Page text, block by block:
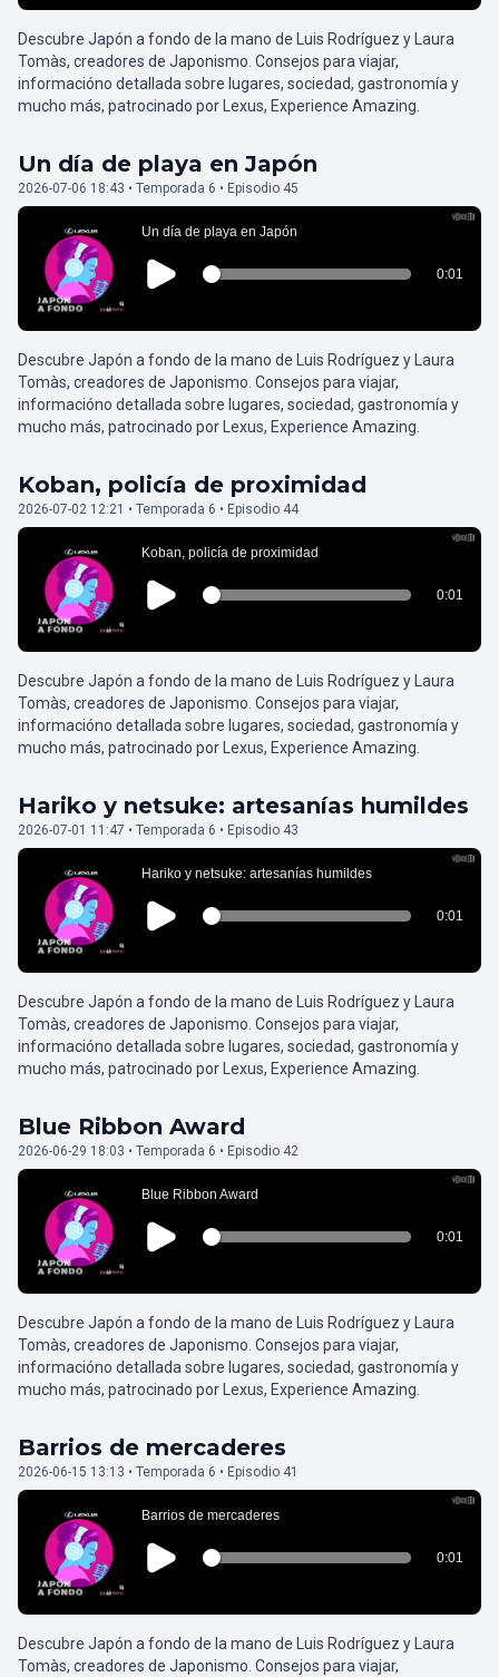
Descubre Japón a fondo de la mano de Luis Rodríguez y Laura
Tomàs, creadores de Japonismo. Consejos para viajar,
informacióno detallada sobre lugares, sociedad, gastronomía y
mucho más, patrocinado por Lexus, Experience Amazing.
Un día de playa en Japón
2026-07-06 18:43 • Temporada 6 • Episodio 45
Descubre Japón a fondo de la mano de Luis Rodríguez y Laura
Tomàs, creadores de Japonismo. Consejos para viajar,
informacióno detallada sobre lugares, sociedad, gastronomía y
mucho más, patrocinado por Lexus, Experience Amazing.
Koban, policía de proximidad
2026-07-02 12:21 • Temporada 6 • Episodio 44
Descubre Japón a fondo de la mano de Luis Rodríguez y Laura
Tomàs, creadores de Japonismo. Consejos para viajar,
informacióno detallada sobre lugares, sociedad, gastronomía y
mucho más, patrocinado por Lexus, Experience Amazing.
Hariko y netsuke: artesanías humildes
2026-07-01 11:47 • Temporada 6 • Episodio 43
Descubre Japón a fondo de la mano de Luis Rodríguez y Laura
Tomàs, creadores de Japonismo. Consejos para viajar,
informacióno detallada sobre lugares, sociedad, gastronomía y
mucho más, patrocinado por Lexus, Experience Amazing.
Blue Ribbon Award
2026-06-29 18:03 • Temporada 6 • Episodio 42
Descubre Japón a fondo de la mano de Luis Rodríguez y Laura
Tomàs, creadores de Japonismo. Consejos para viajar,
informacióno detallada sobre lugares, sociedad, gastronomía y
mucho más, patrocinado por Lexus, Experience Amazing.
Barrios de mercaderes
2026-06-15 13:13 • Temporada 6 • Episodio 41
Descubre Japón a fondo de la mano de Luis Rodríguez y Laura
Tomàs, creadores de Japonismo. Consejos para viajar,